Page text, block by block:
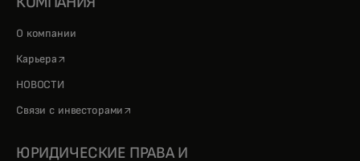
О компании
Карьера opens in a new tab
НОВОСТИ
Связи с инвесторами opens in a new tab
ЮРИДИЧЕСКИЕ ПРАВА И